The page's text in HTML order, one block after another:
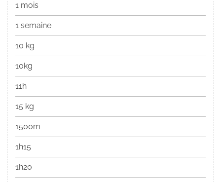
1 mois
1 semaine
10 kg
10kg
11h
15 kg
1500m
1h15
1h20